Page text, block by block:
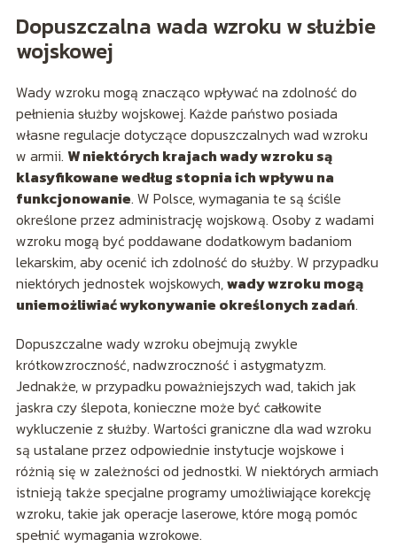
Dopuszczalna wada wzroku w służbie
wojskowej
Wady wzroku mogą znacząco wpływać na zdolność do
pełnienia służby wojskowej. Każde państwo posiada
własne regulacje dotyczące dopuszczalnych wad wzroku
w armii. W niektórych krajach wady wzroku są
klasyfikowane według stopnia ich wpływu na
funkcjonowanie. W Polsce, wymagania te są ściśle
określone przez administrację wojskową. Osoby z wadami
wzroku mogą być poddawane dodatkowym badaniom
lekarskim, aby ocenić ich zdolność do służby. W przypadku
niektórych jednostek wojskowych,wady wzroku mogą
uniemożliwiać wykonywanie określonych zadań.
Dopuszczalne wady wzroku obejmują zwykle
krótkowzroczność, nadwzroczność i astygmatyzm.
Jednakże, w przypadku poważniejszych wad, takich jak
jaskra czy ślepota, konieczne może być całkowite
wykluczenie z służby. Wartości graniczne dla wad wzroku
są ustalane przez odpowiednie instytucje wojskowe i
różnią się w zależności od jednostki. W niektórych armiach
istnieją także specjalne programy umożliwiające korekcję
wzroku, takie jak operacje laserowe, które mogą pomóc
spełnić wymagania wzrokowe.